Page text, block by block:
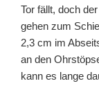
Tor fällt, doch
gehen zum
2,3 cm im
an den
kann es lange